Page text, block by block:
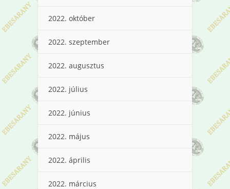
2022. október
2022. szeptember
2022. augusztus
2022. július
2022. június
2022. május
2022. április
2022. március